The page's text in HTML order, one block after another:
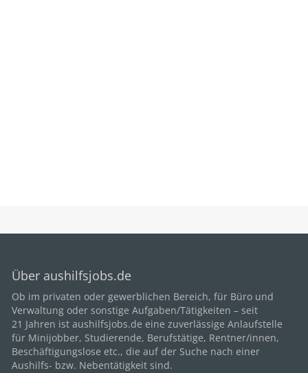
Über aushilfsjobs.de
Ob im privaten oder gewerblichen Bereich, für Büro und
Verwaltung oder sonstige Aufgaben/Tätigkeiten – seit
21 Jahren ist aushilfsjobs.de eine zuverlässige Anlaufstelle
für Minijobber, Studierende, Berufstätige, Rentner/innen,
Beschäftigungslose etc., die auf der Suche nach einer
Aushilfs- bzw. Nebentätigkeit sind.